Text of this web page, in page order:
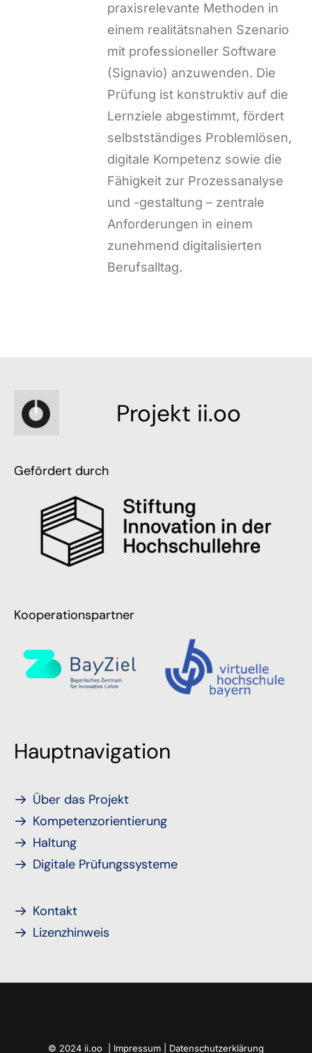
praxisrelevante Methoden in
einem realitätsnahen Szenario
mit professioneller Software
(Signavio) anzuwenden. Die
Prüfung ist konstruktiv auf die
Lernziele abgestimmt, fördert
selbstständiges Problemlösen,
digitale Kompetenz sowie die
Fähigkeit zur Prozessanalyse
und -gestaltung – zentrale
Anforderungen in einem
zunehmend digitalisierten
Berufsalltag.
Projekt ii.oo
Gefördert durch
Kooperationspartner
Hauptnavigation
Über das Projekt
Kompetenzorientierung
Haltung
Digitale Prüfungssysteme
Kontakt
Lizenzhinweis
© 2024 ii.oo | Impressum Datenschutzerklärung